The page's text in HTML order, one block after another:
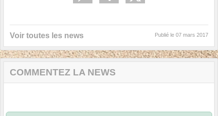
Voir toutes les news Publié le 07 mars 2017
COMMENTEZ LA NEWS